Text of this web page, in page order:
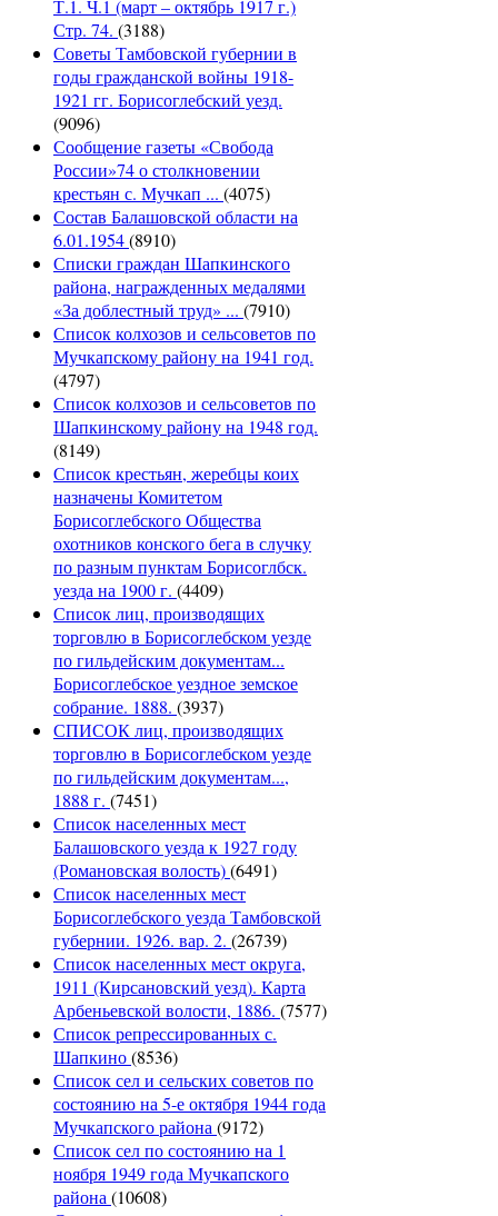
Т.1. Ч.1 (март – октябрь 1917 г.)
Стр. 74. (3188)
Советы Тамбовской губернии в
годы гражданской войны 1918-
1921 гг. Борисоглебский уезд.
(9096)
Сообщение газеты «Свобода
России»74 о столкновении
крестьян с. Мучкап ... (4075)
Состав Балашовской области на
6.01.1954(8910)
Списки граждан Шапкинского
района, награжденных медалями
«За доблестный труд» ... (7910)
Список колхозов и сельсоветов по
Мучкапскому району на 1941 год.
(4797)
Список колхозов и сельсоветов по
Шапкинскому району на 1948 год.
(8149)
Список крестьян, жеребцы коих
назначены Комитетом
Борисоглебского Общества
охотников конского бега в случку
по разным пунктам Борисоглбск.
уезда на 1900 г. (4409)
Список лиц, производящих
торговлю в Борисоглебском уезде
по гильдейским документам...
Борисоглебское уездное земское
собрание. 1888. (3937)
СПИСОК лиц, производящих
торговлю в Борисоглебском уезде
по гильдейским документам...,
1888 г. (7451)
Список населенных мест
Балашовского уезда к 1927 году
(Романовская волость)(6491)
Список населенных мест
Борисоглебского уезда Тамбовской
губернии. 1926. вар. 2. (26739)
Список населенных мест округа,
1911 (Кирсановский уезд). Карта
Арбеньевской волости, 1886. (7577)
Список репрессированных с.
Шапкино(8536)
Список сел и сельских советов по
состоянию на 5-е октября 1944 года
Мучкапского района (9172)
Список сел по состоянию на 1
ноября 1949 года Мучкапского
района (10608)